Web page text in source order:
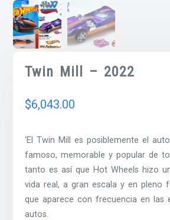
Twin Mill – 2022
$6,043.00
‘El Twin Mill es posiblemente el
famoso, memorable y popular de
tanto es así que Hot Wheels hizo
vida real, a gran escala y en pleno
que aparece con frecuencia en las
autos.